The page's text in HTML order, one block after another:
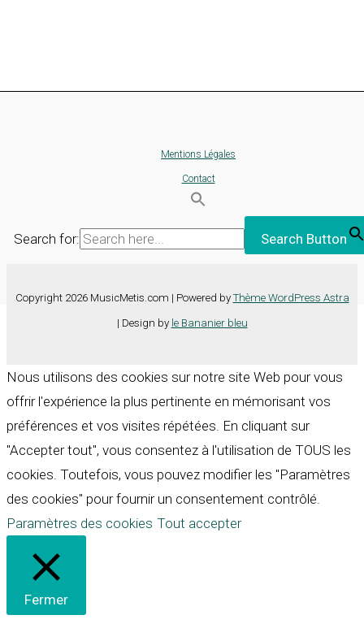
Mentions Légales
Contact
Search for: Search Button
Copyright 2026 MusicMetis.com | Powered by Thème WordPress Astra
| Design by le Bananier bleu
Nous utilisons des cookies sur notre site Web pour vous
offrir l'expérience la plus pertinente en mémorisant vos
préférences et vos visites répétées. En cliquant sur
"Accepter tout", vous consentez à l'utilisation de TOUS les
cookies. Toutefois, vous pouvez modifier les "Paramètres
des cookies" pour fournir un consentement contrôlé.
Paramètres des cookies Tout accepter
Fermer